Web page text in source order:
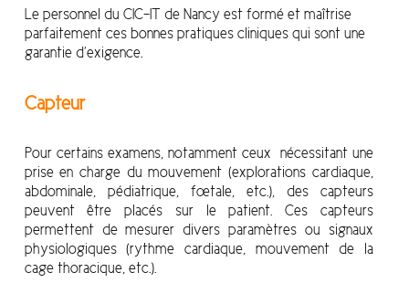
Le personnel du CIC-IT de Nancy est formé et maîtrise
parfaitement ces bonnes pratiques cliniques qui sont une
garantie d’exigence.
Capteur
Pour certains examens, notamment ceux nécessitant une
prise en charge du mouvement (explorations cardiaque,
abdominale, pédiatrique, fœtale, etc.), des capteurs
peuvent être placés sur le patient. Ces capteurs
permettent de mesurer divers paramètres ou signaux
physiologiques (rythme cardiaque, mouvement de la
cage thoracique, etc.).